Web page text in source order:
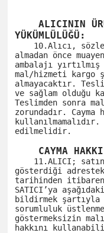
YÜKÜMLÜLÜĞÜ:
almadan önce
ambalajı
mal/hizmeti kargo
almayacaktır.
ve sağlam olduğu
Teslimden sonra
zorundadır.
edilmelidir.
CAYMA
gösterdiği
tarihinden
SATICI’ya
bildirmek şartıyla
sorumluluk
göstermeksizin
hakkını